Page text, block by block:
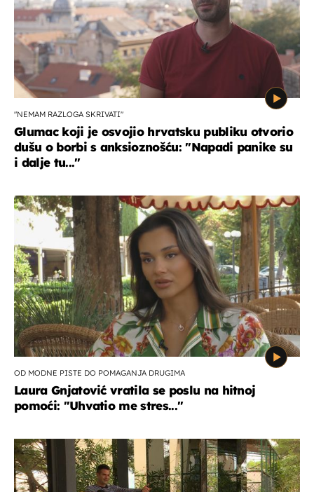
"NEMAM RAZLOGA SKRIVATI"
Glumac koji je osvojio hrvatsku publiku otvorio
dušu o borbi s anksioznošću: "Napadi panike su
i dalje tu..."
OD MODNE PISTE DO POMAGANJA DRUGIMA
Laura Gnjatović vratila se poslu na hitnoj
pomoći: "Uhvatio me stres..."